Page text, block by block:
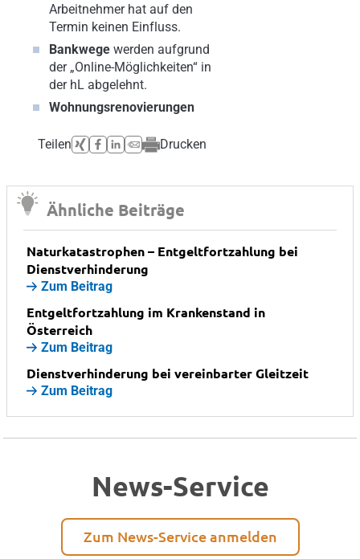
Arbeitnehmer hat auf den
Termin keinen Einfluss.
Bankwege werden aufgrund
der „Online-Möglichkeiten“ in
der hL abgelehnt.
Wohnungsrenovierungen
Teilen Drucken
Ähnliche Beiträge
Naturkatastrophen – Entgeltfortzahlung bei
Dienstverhinderung
Zum Beitrag
Entgeltfortzahlung im Krankenstand in
Österreich
Zum Beitrag
Dienstverhinderung bei vereinbarter Gleitzeit
Zum Beitrag
News-Service
Zum News-Service anmelden